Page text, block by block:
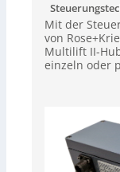
Mit der
von
Multilift II-
einzeln oder